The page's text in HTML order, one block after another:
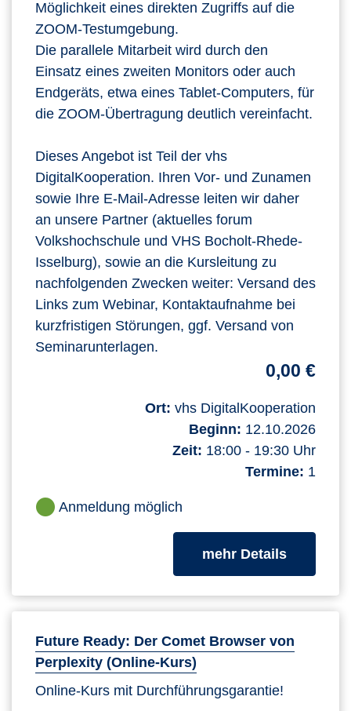
Möglichkeit eines direkten Zugriffs auf die
ZOOM-Testumgebung.
Die parallele Mitarbeit wird durch den
Einsatz eines zweiten Monitors oder auch
Endgeräts, etwa eines Tablet-Computers, für
die ZOOM-Übertragung deutlich vereinfacht.
Dieses Angebot ist Teil der vhs
DigitalKooperation. Ihren Vor- und Zunamen
sowie Ihre E-Mail-Adresse leiten wir daher
an unsere Partner (aktuelles forum
Volkshochschule und VHS Bocholt-Rhede-
Isselburg), sowie an die Kursleitung zu
nachfolgenden Zwecken weiter: Versand des
Links zum Webinar, Kontaktaufnahme bei
kurzfristigen Störungen, ggf. Versand von
Seminarunterlagen.
0,00 €
Ort: vhs DigitalKooperation
Beginn: 12.10.2026
Zeit: 18:00 - 19:30 Uhr
Termine: 1
Anmeldung möglich
mehr Detailszum
Future Ready: Der Comet Browser von
Perplexity (Online-Kurs)
Online-Kurs mit Durchführungsgarantie!